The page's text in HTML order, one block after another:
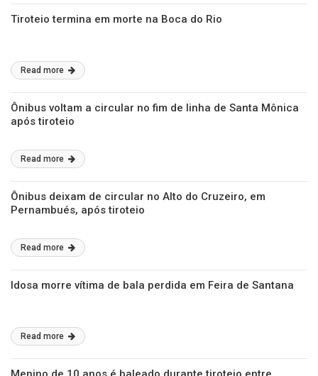
Tiroteio termina em morte na Boca do Rio
Read more
Ônibus voltam a circular no fim de linha de Santa Mônica
após tiroteio
Read more
Ônibus deixam de circular no Alto do Cruzeiro, em
Pernambués, após tiroteio
Read more
Idosa morre vítima de bala perdida em Feira de Santana
Read more